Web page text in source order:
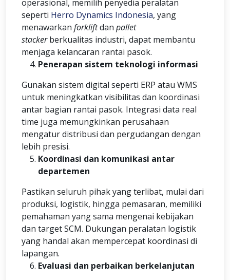
operasional, memilih penyedia peralatan
seperti Herro Dynamics Indonesia, yang
menawarkan forkliftdan pallet
stackerberkualitas industri, dapat membantu
menjaga kelancaran rantai pasok.
Penerapan sistem teknologi informasi
Gunakan sistem digital seperti ERP atau WMS
untuk meningkatkan visibilitas dan koordinasi
antar bagian rantai pasok. Integrasi data real
time juga memungkinkan perusahaan
mengatur distribusi dan pergudangan dengan
lebih presisi.
Koordinasi dan komunikasi antar
departemen
Pastikan seluruh pihak yang terlibat, mulai dari
produksi, logistik, hingga pemasaran, memiliki
pemahaman yang sama mengenai kebijakan
dan target SCM. Dukungan peralatan logistik
yang handal akan mempercepat koordinasi di
lapangan.
Evaluasi dan perbaikan berkelanjutan